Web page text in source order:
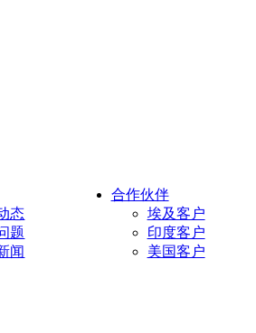
态
题
闻
合作伙伴
埃及客户
印度客户
美国客户